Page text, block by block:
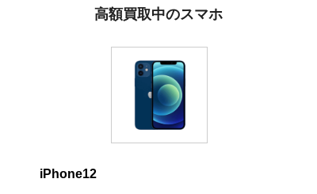
高額買取中のスマホ
iPhone12